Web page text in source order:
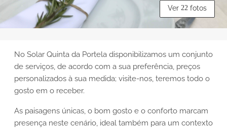
Ver 22 fotos
No Solar Quinta da Portela disponibilizamos um conjunto
de serviços, de acordo com a sua preferência, preços
personalizados à sua medida; visite-nos, teremos todo o
gosto em o receber.
As paisagens únicas, o bom gosto e o conforto marcam
presença neste cenário, ideal também para um contexto